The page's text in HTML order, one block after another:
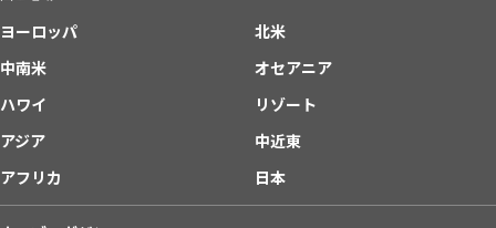
ヨーロッパ
北米
中南米
オセアニア
ハワイ
リゾート
アジア
中近東
アフリカ
日本